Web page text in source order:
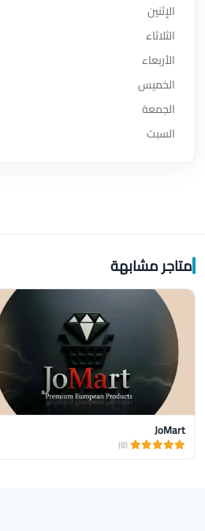
الإثنين
الثلاثاء
الأربعاء
الخميس
الجمعة
السبت
متاجر مشابهة
JoMart
(8)